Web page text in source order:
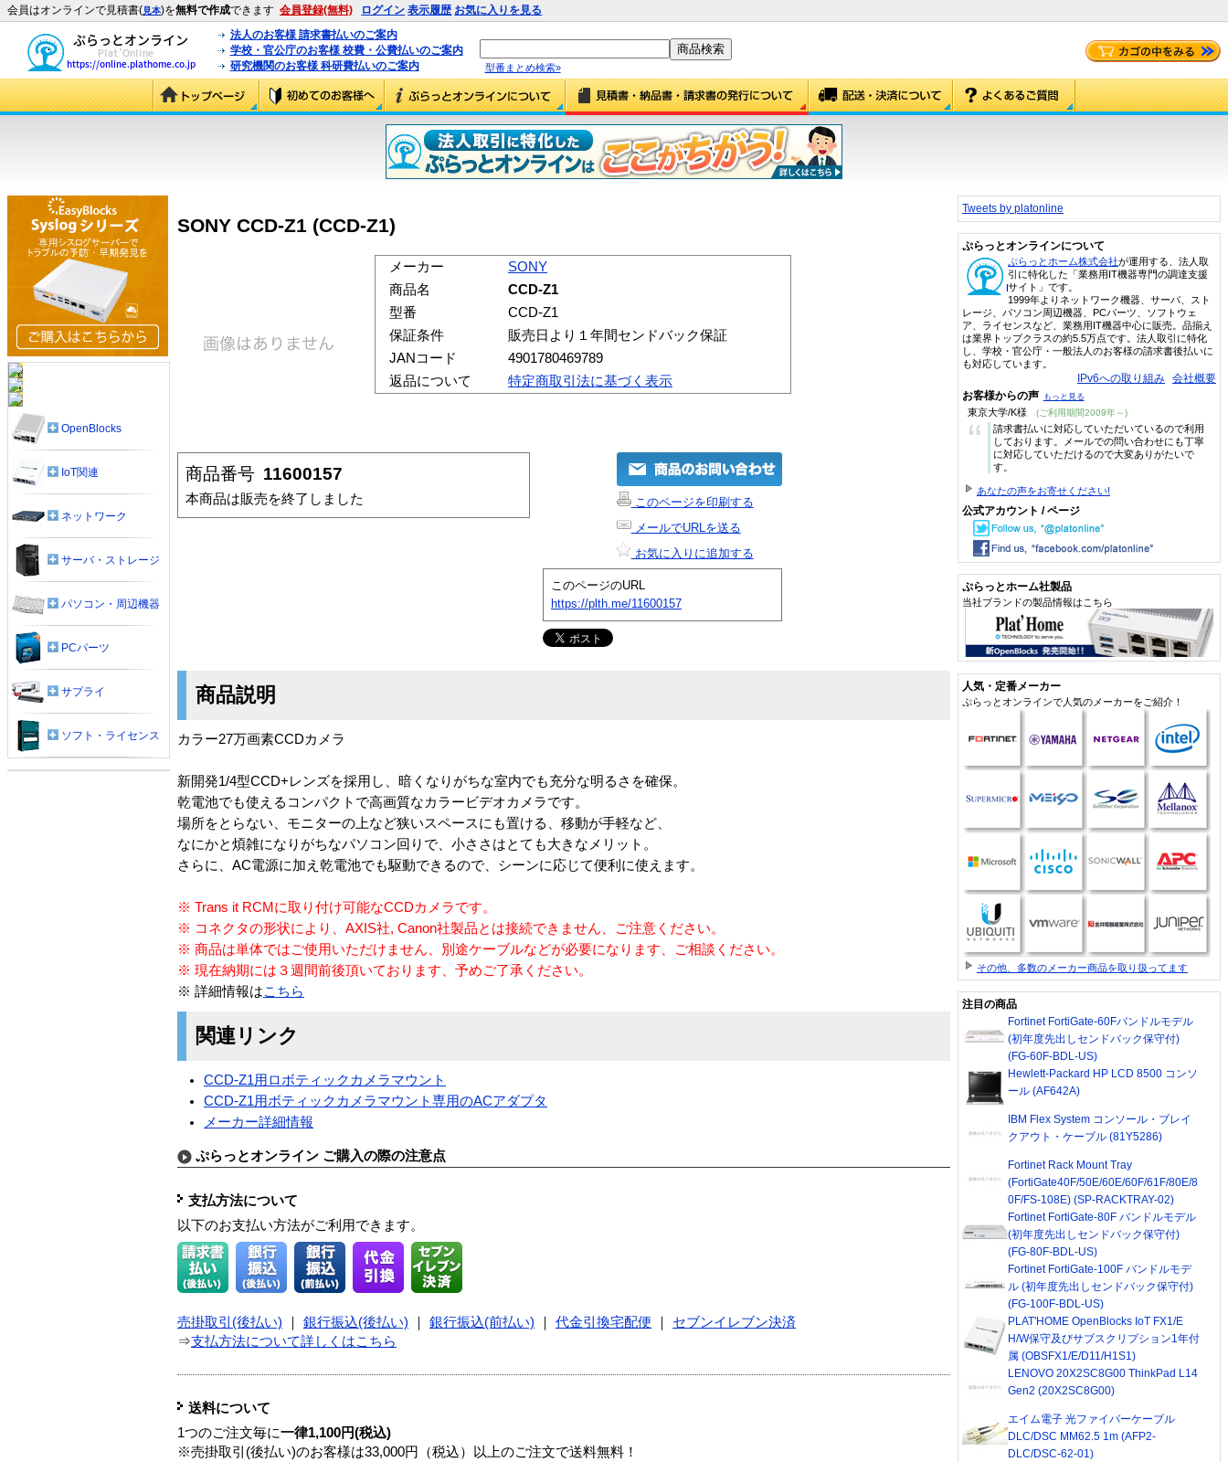
会員はオンラインで見積書(見本)を無料で作成できます 会員登録(無料) ログイン 表示履歴 お気に入りを見る
法人のお客様 請求書払いのご案内
学校・官公庁のお客様 校費・公費払いのご案内
研究機関のお客様 科研費払いのご案内
型番まとめ検索»
SONY CCD-Z1 (CCD-Z1)
メーカー
SONY
商品名
CCD-Z1
型番
CCD-Z1
保証条件
販売日より１年間センドバック保証
JANコード
4901780469789
返品について
特定商取引法に基づく表示
商品番号 11600157
本商品は販売を終了しました
このページを印刷する
メールでURLを送る
お気に入りに追加する
このページのURL
https://plth.me/11600157
商品説明
カラー27万画素CCDカメラ
新開発1/4型CCD+レンズを採用し、暗くなりがちな室内でも充分な明るさを確保。
乾電池でも使えるコンパクトで高画質なカラービデオカメラです。
場所をとらない、モニターの上など狭いスペースにも置ける、移動が手軽など、
なにかと煩雑になりがちなパソコン回りで、小ささはとても大きなメリット。
さらに、AC電源に加え乾電池でも駆動できるので、シーンに応じて便利に使えます。
※ Trans it RCMに取り付け可能なCCDカメラです。
※ コネクタの形状により、AXIS社, Canon社製品とは接続できません、ご注意ください。
※ 商品は単体ではご使用いただけません、別途ケーブルなどが必要になります、ご相談ください。
※ 現在納期には３週間前後頂いております、予めご了承ください。
※ 詳細情報はこちら
関連リンク
CCD-Z1用ロボティックカメラマウント
CCD-Z1用ボティックカメラマウント専用のACアダプタ
メーカー詳細情報
ぷらっとオンライン ご購入の際の注意点
支払方法について
以下のお支払い方法がご利用できます。
売掛取引(後払い) 銀行振込(後払い) 銀行振込(前払い) 代金引換宅配便
セブンイレブン決済
⇒支払方法について詳しくはこちら
送料について
1つのご注文毎に一律1,100円(税込)
※売掛取引(後払い)のお客様は33,000円（税込）以上のご注文で送料無料！
OpenBlocks
IoT関連
ネットワーク
サーバ・ストレージ
パソコン・周辺機器
PCパーツ
サプライ
ソフト・ライセンス
Tweets by platonline
ぷらっとオンラインについて
ぷらっとホーム株式会社が運用する、法人取
引に特化した「業務用IT機器専門の調達支援
サイト」です。
1999年よりネットワーク機器、サーバ、スト
レージ、パソコン周辺機器、PCパーツ、ソフトウェ
ア、ライセンスなど、業務用IT機器中心に販売。品揃え
は業界トップクラスの約5.5万点です。法人取引に特化
し、学校・官公庁・一般法人のお客様の請求書後払いに
も対応しています。
IPv6への取り組み 会社概要
お客様からの声 もっと見る
東京大学/K様 (ご利用期間2009年～)
“
請求書払いに対応していただいているので利用
しております。メールでの問い合わせにも丁寧
に対応していただけるので大変ありがたいで
す。
あなたの声をお寄せください!
公式アカウント / ページ
ぷらっとホーム社製品
当社ブランドの製品情報はこちら
人気・定番メーカー
ぷらっとオンラインで人気のメーカーをご紹介！
その他、多数のメーカー商品を取り扱ってます
注目の商品
Fortinet FortiGate-60Fバンドルモデル
(初年度先出しセンドバック保守付)
(FG-60F-BDL-US)
Hewlett-Packard HP LCD 8500 コンソ
ール (AF642A)
IBM Flex System コンソール・ブレイ
クアウト・ケーブル (81Y5286)
Fortinet Rack Mount Tray
(FortiGate40F/50E/60E/60F/61F/80E/8
0F/FS-108E) (SP-RACKTRAY-02)
Fortinet FortiGate-80F バンドルモデル
(初年度先出しセンドバック保守付)
(FG-80F-BDL-US)
Fortinet FortiGate-100F バンドルモデ
ル (初年度先出しセンドバック保守付)
(FG-100F-BDL-US)
PLAT'HOME OpenBlocks IoT FX1/E
H/W保守及びサブスクリプション1年付
属 (OBSFX1/E/D11/H1S1)
LENOVO 20X2SC8G00 ThinkPad L14
Gen2 (20X2SC8G00)
エイム電子 光ファイバーケーブル
DLC/DSC MM62.5 1m (AFP2-
DLC/DSC-62-01)